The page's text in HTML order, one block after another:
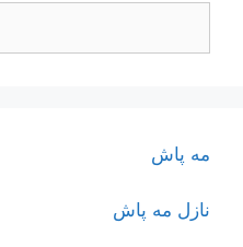
مه پاش
نازل مه پاش